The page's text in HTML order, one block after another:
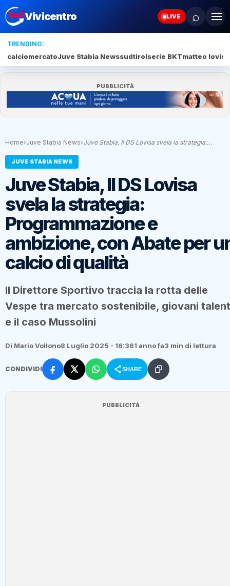
Vivicentro LIVE ⌕
TRENDING:
calciomercatoJuve Stabia Newssudtirolserie BKTmatteo lovisa
PUBBLICITÀ
Home›Juve Stabia News›Juve Stabia, Il DS Lovisa svela la strategia:…
JUVE STABIA NEWS
Juve Stabia, Il DS Lovisa
svela la strategia:
Programmazione e
ambizione, con Abate per
calcio di qualità
Il Direttore Sportivo traccia la rotta delle
Vespe tra mercato sostenibile, giovani
e il caso Mussolini
Di Mario Vollono8 Luglio 2025 - 16:361 anno fa3 min di lettura
CONDIVIDI SHARE
PUBBLICITÀ